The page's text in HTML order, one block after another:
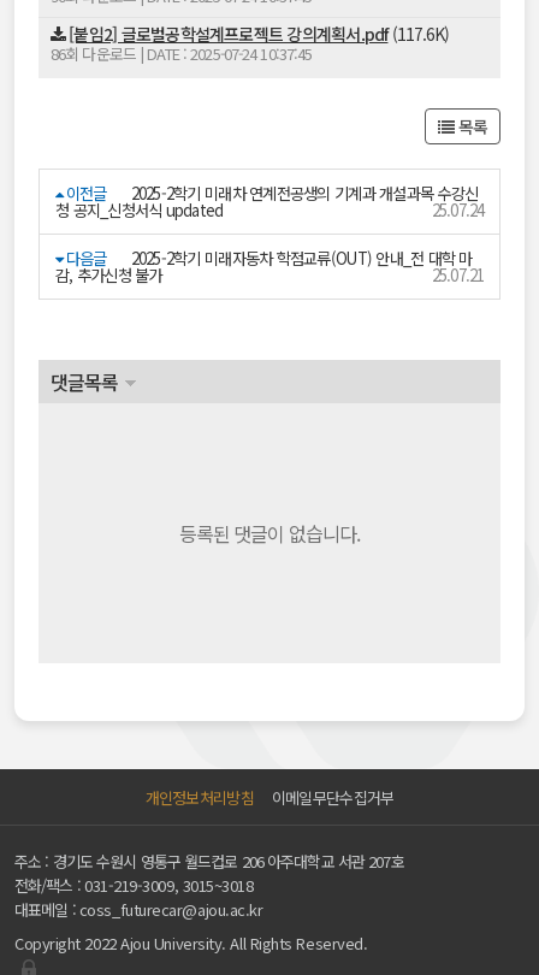
[붙임2] 글로벌공학설계프로젝트 강의계획서.pdf(117.6K)
86회 다운로드 | DATE : 2025-07-24 10:37:45
목록
이전글 2025-2학기 미래차 연계전공생의 기계과 개설과목 수강신
청 공지_신청서식 updated 25.07.24
다음글 2025-2학기 미래자동차 학점교류(OUT) 안내_전 대학 마
감, 추가신청 불가 25.07.21
댓글목록
등록된 댓글이 없습니다.
개인정보처리방침 이메일무단수집거부
주소 : 경기도 수원시 영통구 월드컵로 206 아주대학교 서관 207호
전화/팩스 :031-219-3009, 3015~3018
대표메일 :coss_futurecar@ajou.ac.kr
Copyright 2022 Ajou University. All Rights Reserved.